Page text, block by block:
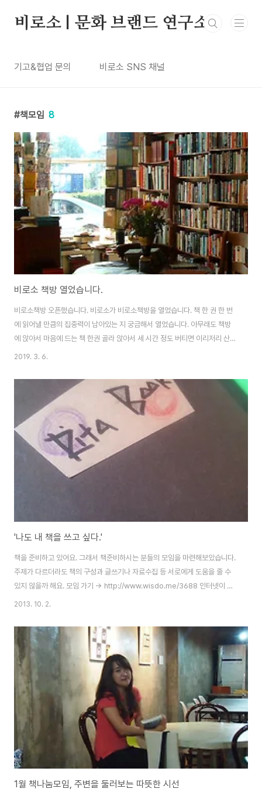
비로소 | 문화 브랜드 연구소
기고&협업 문의 비로소 SNS 채널
책모임 8
비로소 책방 열었습니다.
비로소책방 오픈했습니다. 비로소가 비로소책방을 열었습니다. 책 한 권 한 번
에 읽어낼 만큼의 집중력이 남아있는 지 궁금해서 열었습니다. 아무래도 책방
에 앉아서 마음에 드는 책 한권 골라 앉아서 세 시간 정도 버티면 이리저리 산만
하던 마음이 정돈되고 더 튼튼해질것 같습니다. 책방에 책이 좀 채워지면, 좋은
보고싶습니다. 함께 읽고싶은 책, 좋은 책 추천 많이 해주세요. 비로소 책방 인
스타그램 주소 : @birosobooks
(https://www.instagram.com/birosobooks/)
2019. 3. 6.
'나도 내 책을 쓰고 싶다.'
책을 준비하고 있어요. 그래서 책준비하시는 분들의 모임을 마련해보았습니다.
주제가 다르더라도 책의 구성과 글쓰기나 자료수집 등 서로에게 도움을 줄 수
있지 않을까 해요. 모임 가기 -> http://www.wisdo.me/3688 인터넷이 나
오고 그 속도가 빨라지고 그러다가 모바일 기기가 발전하다보니 책아니어도 볼
라는 이름으로 묶여서 전해지고는 해요. 선생님은 책 속에 들어간 것은 이미 죽
은 지식이다라고 하셨지만 그 화석에서도 스스로 깨우치기에는 어려운 자그마
한 실마리를 찾을 수 있기에 여전히 소중합니다. 일기장이나 메모 혹은 블로그
의 소소한 이야기는 누구나 얼마든지 쓸 수 있고 그것이 누구에게 읽히고자 하
는 목적이 아닌 것들이 ..
2013. 10. 2.
1월 책나눔모임, 주변을 둘러보는 따뜻한 시선